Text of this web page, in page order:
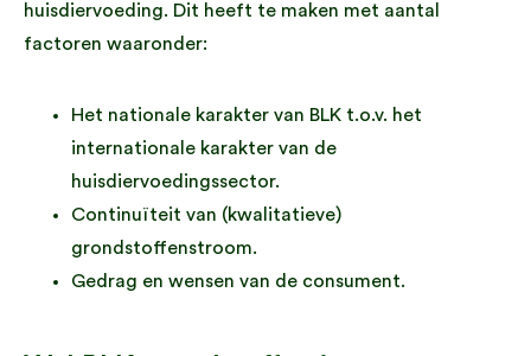
huisdiervoeding. Dit heeft te maken met aantal
factoren waaronder:
Het nationale karakter van BLK t.o.v. het
internationale karakter van de
huisdiervoedingssector.
Continuïteit van (kwalitatieve)
grondstoffenstroom.
Gedrag en wensen van de consument.